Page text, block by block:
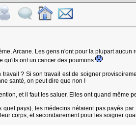
Arcane. Les gens n'ont pour la plupart
qu'ils ont un cancer des poumons
? Si son travail est de soigner
santé, on peut dire que non !
et il faut les saluer. Elles ont quand même
quel pays), les médecins nétaient pas payés
corps, et secondairement pour les soigner